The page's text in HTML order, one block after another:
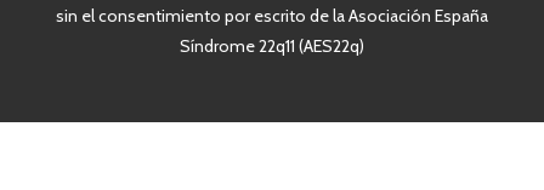
sin el consentimiento por escrito de la Asociación España
Síndrome 22q11 (AES22q)